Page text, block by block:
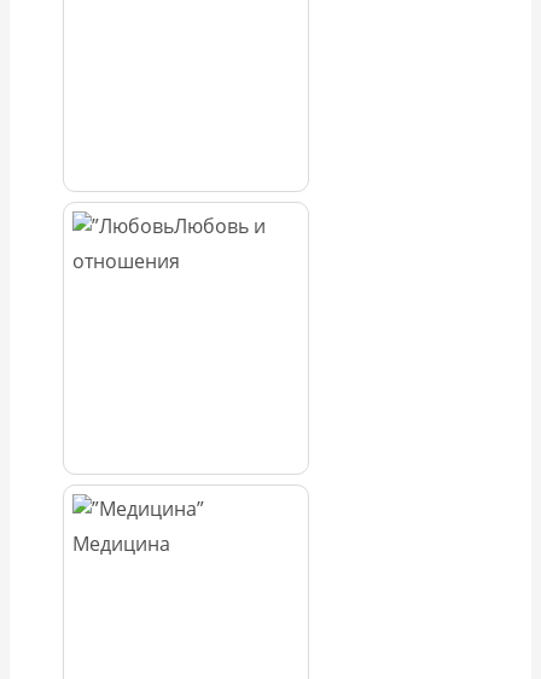
Любовь и
отношения
Медицина